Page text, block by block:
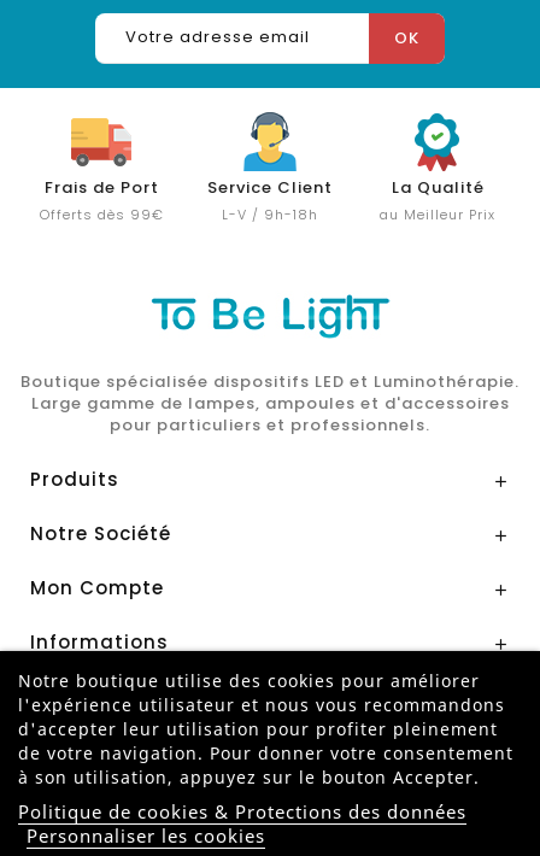
Frais de Port
Offerts dès 99€
Service Client
L-V / 9h-18h
La Qualité
au Meilleur Prix
Boutique spécialisée dispositifs LED et Luminothérapie.
Large gamme de lampes, ampoules et d'accessoires
pour particuliers et professionnels.
Produits 
Notre Société 
Mon Compte 
Informations 
Paiement Sécurisé par
Notre boutique utilise des cookies pour améliorer
l'expérience utilisateur et nous vous recommandons
d'accepter leur utilisation pour profiter pleinement
de votre navigation. Pour donner votre consentement
à son utilisation, appuyez sur le bouton Accepter.
Politique de cookies & Protections des données
Personnaliser les cookiesANNULER MA COMMANDE